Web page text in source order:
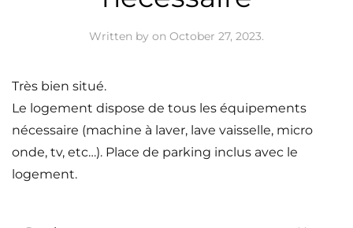
Written by on October 27, 2023.
Très bien situé.
Le logement dispose de tous les équipements
nécessaire (machine à laver, lave vaisselle, micro
onde, tv, etc…). Place de parking inclus avec le
logement.